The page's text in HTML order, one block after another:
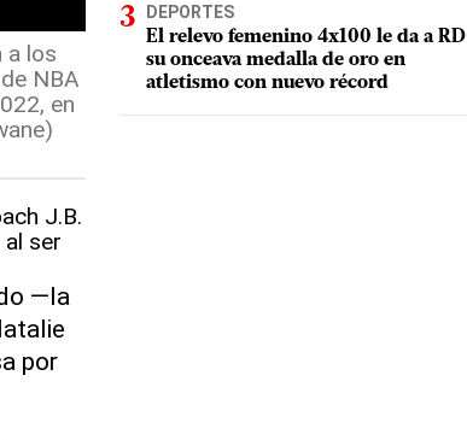
a los
NBA
en
J.B.
ser
—la
por
DEPORTES
El relevo femenino 4x100 le da a RD
su onceava medalla de oro en
atletismo con nuevo récord